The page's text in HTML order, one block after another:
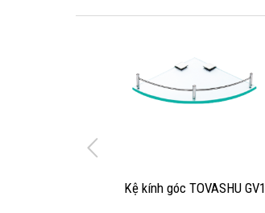
Kệ kính góc TOVASHU GV1